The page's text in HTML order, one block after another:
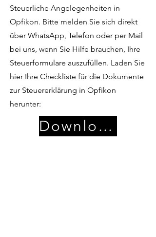
Steuerliche Angelegenheiten in
Opfikon. Bitte melden Sie sich direkt
über WhatsApp, Telefon oder per Mail
bei uns, wenn Sie Hilfe brauchen, Ihre
Steuerformulare auszufüllen. Laden Sie
hier Ihre Checkliste für die Dokumente
zur Steuererklärung in Opfikon
herunter:
Download